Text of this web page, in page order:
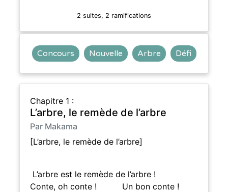
2 suites, 2 ramifications
Concours Nouvelle Arbre Défi
Chapitre 1 :
L’arbre, le remède de l’arbre
Par Makama
[L’arbre, le remède de l’arbre]
L’arbre est le remède de l’arbre !
Conte, oh conte ! Un bon conte !